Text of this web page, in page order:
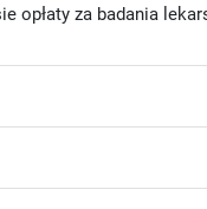
opłaty za badania